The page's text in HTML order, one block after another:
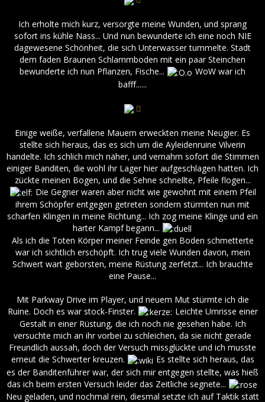
Ich erholte mich kurz, versorgte meine Wunden, und sprang
sofort ins kühle Nass... Und nun bewunderte ich eine noch NIE
dagewesene Schönheit, die sich Unterwasser tummelte. Stadt
dem faden Braunen Schlammboden mit ein paar Steinchen
bewunderte ich nun Pflanzen, Fische...
WoW war ich
bafff......
Einige weiße, verfallene Mauern erweckten meine Neugier. Es
stellte sich heraus, das es sich um die Ayleidenruine Vilverin
handelte. Ich schlich mich näher, und vernahm sofort die Stimmen
einiger Banditen, die wohl ihr Lager hier aufgeschlagen hatten. Ich
zückte meinen Bogen, und die Sehne schnellte, Pfeile flogen...
Die Gegner waren aber nicht wie gewohnt mit einem Pfeil
ihrem Schöpfer entgegen getreten sondern stürmten nun mit
scharfen Klingen in meine Richtung... Ich zog meine Klinge und ein
harter Kampf begann...
Als ich die Toten Körper meiner Feinde gen Boden schmetterte
war ich sichtlich erschöpft. Ich trug viele Wunden davon, mein
Schwert wart geborsten, meine Rüstung zerfetzt... Ich brauchte
eine Pause...
Mit Parkway Drive im Player, und neuem Mut stürmte ich die
Ruine. Doch es war stock-Finster.
Leichte Umrisse einer
Gestalt in einer Rüstung, die ich noch nie gesehen habe. Ich
versuchte mich an ihr vorbei zu schleichen, da sie nicht gerade
Freundlich aussah, doch der Versuch missglückte und ich musste
erneut die Schwerter kreuzen.
Es stellte sich heraus, das
es der Banditenführer war, der sich mir entgegen stellte, was hieß
das ich beim ersten Versuch leider das Zeitliche segnete...
Neu geladen, und nochmal rein, diesmal setzte ich auf Taktik statt